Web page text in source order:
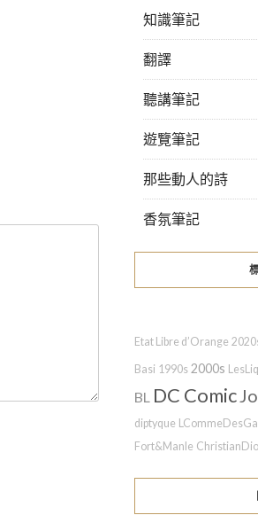
知識筆記
翻譯
聽講筆記
遊覽筆記
那些動人的詩
香氛筆記
Etat Libre d’Orange
Basi 1990s 2000s
BL DC Comic
diptyque
Fort&Manle